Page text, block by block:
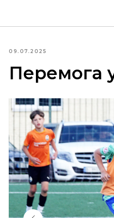
09.07.2025
Перемога у